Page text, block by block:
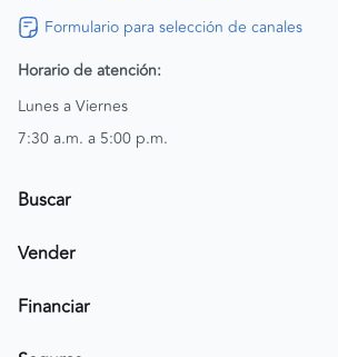
Formulario para selección de canales
Horario de atención:
Lunes a Viernes
7:30 a.m. a 5:00 p.m.
Buscar
Encuentra un carro
Vender
Publicar mi vehículo
Financiar